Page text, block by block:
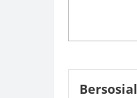
Bersosial